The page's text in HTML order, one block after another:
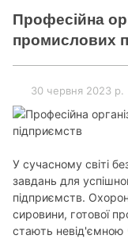
Професійна
промислових
30 червня 2023 р.
У сучасному світі
завдань для
підприємств.
сировини, готової
стають невід'ємною